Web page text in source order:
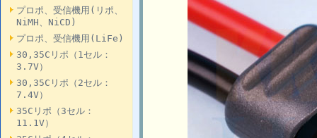
プロポ、受信機用(リポ、
NiMH、NiCD)
プロポ、受信機用(LiFe)
30,35Cリポ（1セル：
3.7V）
30,35Cリポ（2セル：
7.4V）
35Cリポ（3セル：
11.1V）